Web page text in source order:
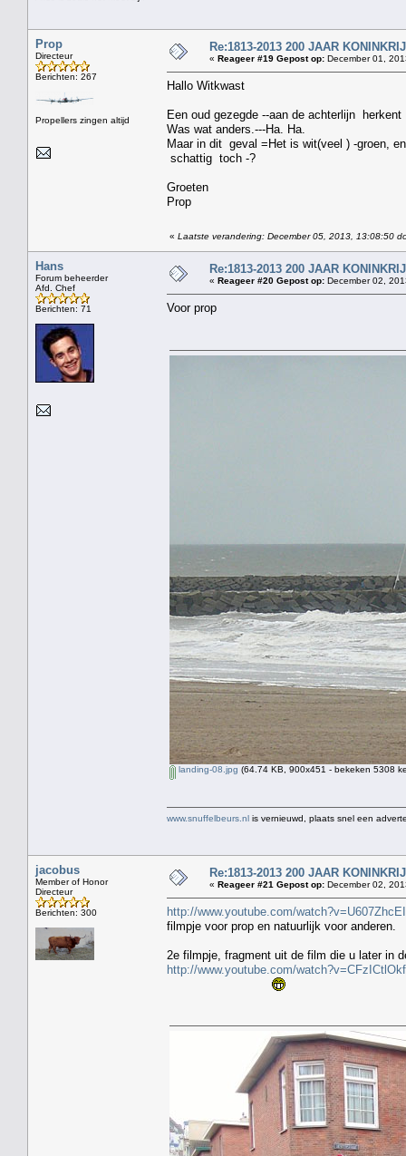
Prop
Directeur
Berichten: 267
Propellers zingen altijd
Re:1813-2013 200 JAAR
« Reageer #19 Gepost op: December 01,
Hallo Witkwast
Een oud gezegde --aan de achterlijn
Was wat anders.---Ha. Ha.
Maar in dit geval =Het is wit(veel ) -groen,
schattig toch -?
Groeten
Prop
« Laatste verandering: December 05, 2013, 13:08:50
Hans
Forum beheerder
Afd. Chef
Berichten: 71
Re:1813-2013 200 JAAR
« Reageer #20 Gepost op: December 02,
Voor prop
landing-08.jpg (64.74 KB, 900x451 - bekeken 5308
www.snuffelbeurs.nl is vernieuwd, plaats snel een
jacobus
Member of Honor
Directeur
Berichten: 300
Re:1813-2013 200 JAAR
« Reageer #21 Gepost op: December 02,
http://www.youtube.com/
filmpje voor prop en natuurlijk voor anderen.
2e filmpje, fragment uit de film die u later in
http://www.youtube.com/